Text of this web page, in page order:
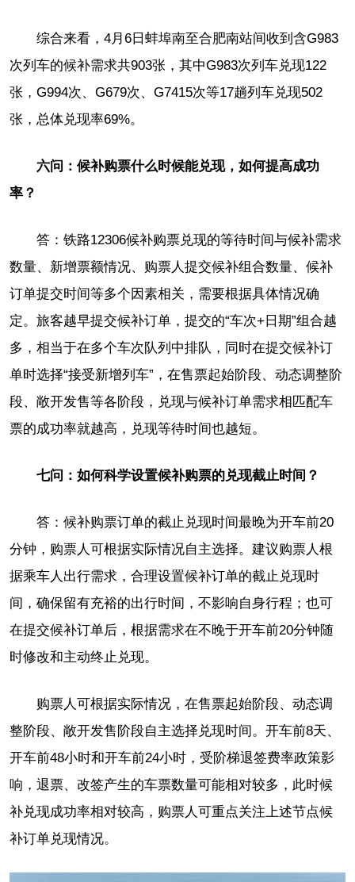
综合来看，4月6日蚌埠南至合肥南站间收到含G983
次列车的候补需求共903张，其中G983次列车兑现122
张，G994次、G679次、G7415次等17趟列车兑现502
张，总体兑现率69%。
六问：候补购票什么时候能兑现，如何提高成功
率？
答：铁路12306候补购票兑现的等待时间与候补需求
数量、新增票额情况、购票人提交候补组合数量、候补
订单提交时间等多个因素相关，需要根据具体情况确
定。旅客越早提交候补订单，提交的“车次+日期”组合越
多，相当于在多个车次队列中排队，同时在提交候补订
单时选择“接受新增列车”，在售票起始阶段、动态调整阶
段、敞开发售等各阶段，兑现与候补订单需求相匹配车
票的成功率就越高，兑现等待时间也越短。
七问：如何科学设置候补购票的兑现截止时间？
答：候补购票订单的截止兑现时间最晚为开车前20
分钟，购票人可根据实际情况自主选择。建议购票人根
据乘车人出行需求，合理设置候补订单的截止兑现时
间，确保留有充裕的出行时间，不影响自身行程；也可
在提交候补订单后，根据需求在不晚于开车前20分钟随
时修改和主动终止兑现。
购票人可根据实际情况，在售票起始阶段、动态调
整阶段、敞开发售阶段自主选择兑现时间。开车前8天、
开车前48小时和开车前24小时，受阶梯退签费率政策影
响，退票、改签产生的车票数量可能相对较多，此时候
补兑现成功率相对较高，购票人可重点关注上述节点候
补订单兑现情况。